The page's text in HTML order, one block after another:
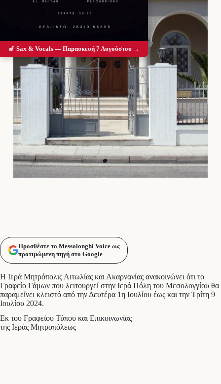
Προσθέστε το Messolonghi Voice ως
προτιμώμενη πηγή στο Google
Η Ιερά Μητρόπολις Αιτωλίας και Ακαρνανίας ανακοινώνει ότι το
Γραφείο Γάμων που λειτουργεί στην Ιερά Πόλη του Μεσολογγίου θα
παραμείνει κλειστό από την Δευτέρα 1η Ιουλίου έως και την Τρίτη 9
Ιουλίου 2024.
Εκ του Γραφείου Τύπου και Επικοινωνίας
της Ιεράς Μητροπόλεως
🎷 Sax & Vocals — Παρασκευή 7 Αυγούστου →